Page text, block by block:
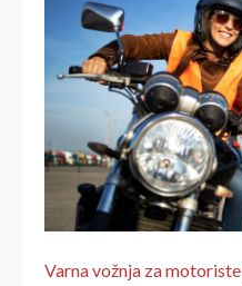
Varna vožnja za motoriste